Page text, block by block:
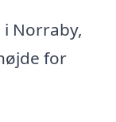
Norraby,
for